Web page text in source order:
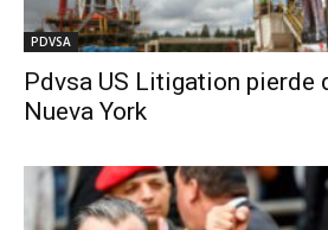
PDVSA
Pdvsa US Litigation pierde
Nueva York